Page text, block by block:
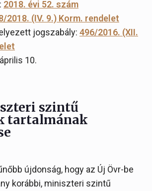
2018. évi 52. szám
2018. (IV. 9.) Korm. rendelet
jogszabály: 496/2016. (XII.
10.
szintű
tartalmának
újdonság, hogy az Új Övr-be
korábbi, miniszteri szintű